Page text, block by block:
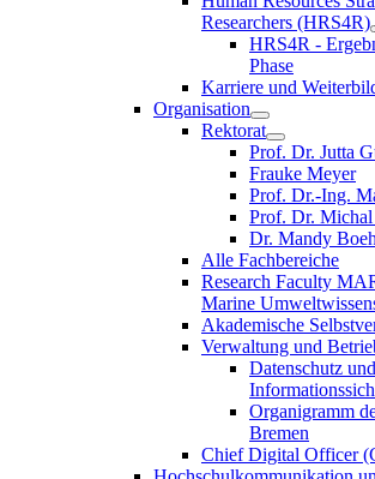
Researchers (HRS4R)
HRS4R -
Phase
Karriere und
Organisation
Rektorat
Prof. Dr. Jutta
Frauke Meyer
Prof. Dr.-Ing.
Prof. Dr. Michal
Dr. Mandy
Alle Fachbereiche
Research Faculty
Marine
Akademische
Verwaltung und
Datenschutz und
Organigramm
Bremen
Chief Digital Officer